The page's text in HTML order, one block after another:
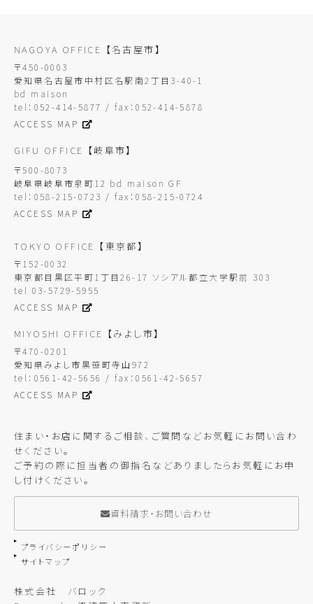
NAGOYA OFFICE 【名古屋市】
〒450-0003
愛知県名古屋市中村区名駅南2丁目3-40-1
bd maison
tel：052-414-5877 / fax：052-414-5878
ACCESS MAP
GIFU OFFICE 【岐阜市】
〒500-8073
岐阜県岐阜市泉町12 bd maison GF
tel：058-215-0723 / fax：058-215-0724
ACCESS MAP
TOKYO OFFICE 【東京都】
〒152-0032
東京都目黒区平町1丁目26-17 ソシアル都立大学駅前 303
tel 03-5729-5955
ACCESS MAP
MIYOSHI OFFICE 【みよし市】
〒470-0201
愛知県みよし市黒笹町寺山972
tel：0561-42-5656 / fax：0561-42-5657
ACCESS MAP
住まい・お店に関するご相談、ご質問などお気軽にお問い合わ
せください。
ご予約の際に担当者の御指名などありましたらお気軽にお申
し付けください。
資料請求・お問い合わせ
プライバシーポリシー
サイトマップ
株式会社 バロック